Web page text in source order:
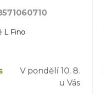
L Fino
V pondělí 10. 8.
u Vás